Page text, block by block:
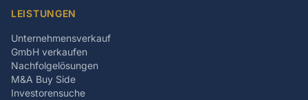
LEISTUNGEN
Unternehmensverkauf
GmbH verkaufen
Nachfolgelösungen
M&A Buy Side
Investorensuche